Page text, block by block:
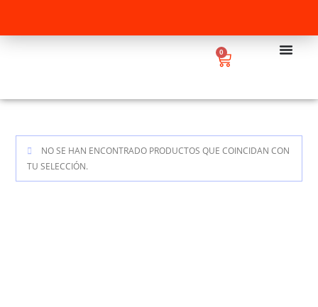
0
NO SE HAN ENCONTRADO PRODUCTOS QUE COINCIDAN CON
TU SELECCIÓN.